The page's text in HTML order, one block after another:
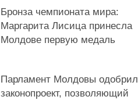
Бронза чемпионата мира:
Маргарита Лисица принесла
Молдове первую медаль
Парламент Молдовы одобрил
законопроект, позволяющий